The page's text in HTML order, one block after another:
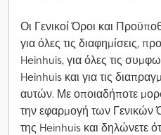
Οι Γενικοί Όροι και
για όλες τις διαφημίσεις,
Heinhuis, για όλες τις
Heinhuis και για τις
αυτών. Με οποιαδήποτε
την εφαρμογή των
της Heinhuis και δηλώνετε